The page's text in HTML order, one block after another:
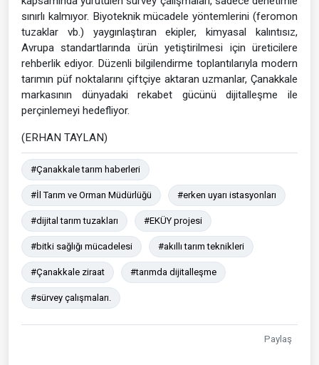
sınırlı kalmıyor. Biyoteknik mücadele yöntemlerini (feromon
tuzaklar vb.) yaygınlaştıran ekipler, kimyasal kalıntısız,
Avrupa standartlarında ürün yetiştirilmesi için üreticilere
rehberlik ediyor. Düzenli bilgilendirme toplantılarıyla modern
tarımın püf noktalarını çiftçiye aktaran uzmanlar, Çanakkale
markasının dünyadaki rekabet gücünü dijitalleşme ile
perçinlemeyi hedefliyor.
(ERHAN TAYLAN)
#Çanakkale tarım haberleri
#İl Tarım ve Orman Müdürlüğü #erken uyarı istasyonları
#dijital tarım tuzakları #EKÜY projesi
#bitki sağlığı mücadelesi #akıllı tarım teknikleri
#Çanakkale ziraat #tarımda dijitalleşme
#sürvey çalışmaları.
Paylaş